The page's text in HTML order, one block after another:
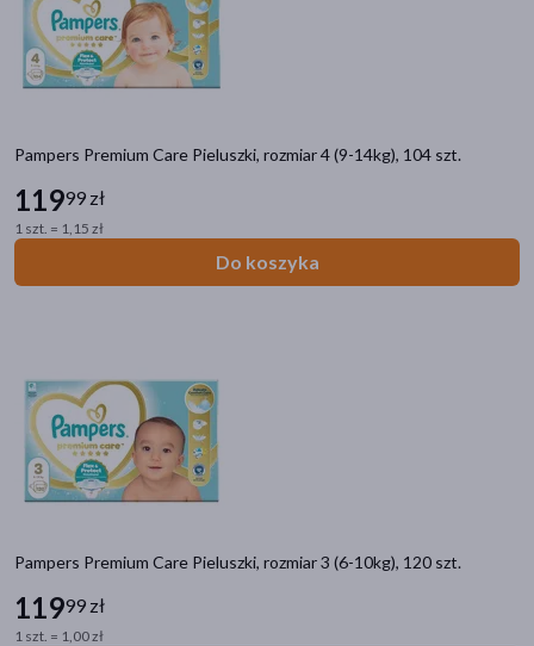
Pampers Premium Care Pieluszki, rozmiar 4 (9-14kg), 104 szt.
11999 zł
1 szt. = 1,15 zł
Do koszyka
Pampers Premium Care Pieluszki, rozmiar 3 (6-10kg), 120 szt.
11999 zł
1 szt. = 1,00 zł